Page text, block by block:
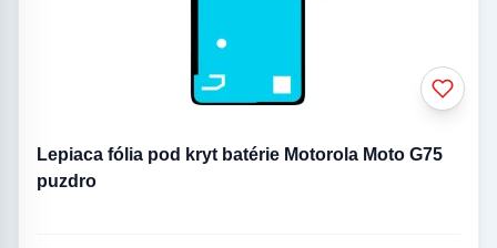
Lepiaca fólia pod kryt batérie Motorola Moto G75
puzdro